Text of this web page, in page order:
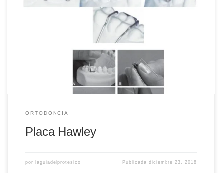
Placa Hawley en ortodoncia Pertenece a la rama de la
ortodoncia removible. Son dispositivos de quita y pon,
podemos diferenciar entre placas de ortodoncia y férulas.
Dentro de las placas, la más sencilla es la denominada
placa de Hawley y tiene como objetivo contener los dientes
que han sido tratados (movidos), […]
ORTODONCIA
Placa Hawley
por laguiadelprotesico Publicadadiciembre 23, 2018